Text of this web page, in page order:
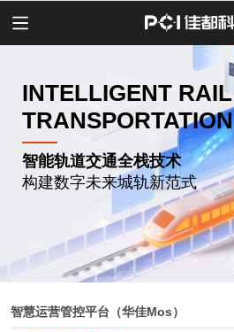
INTELLIGENT RAIL
TRANSPORTATION
智能轨道交通全栈技术
构建数字未来城轨新范式
智慧运营管控平台（华佳Mos）